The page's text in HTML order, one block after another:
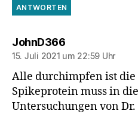
ANTWORTEN
JohnD366sagt:
15. Juli 2021 um 22:59 Uhr
Alle durchimpfen ist die
Spikeprotein muss in
Untersuchungen von